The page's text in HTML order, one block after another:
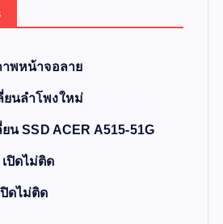
าพหน้าจอลาย
ยนลำโพงใหม่
ยน SSD ACER A515-51G
ปิดไม่ติด
ปิดไม่ติด